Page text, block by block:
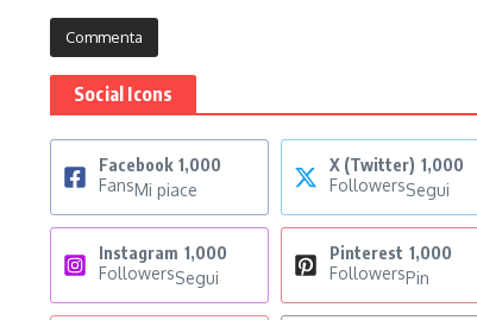
Social Icons
Facebook 1,000
FansMi piace
X (Twitter) 1,000
FollowersSegui
Instagram 1,000
FollowersSegui
Pinterest 1,000
FollowersPin